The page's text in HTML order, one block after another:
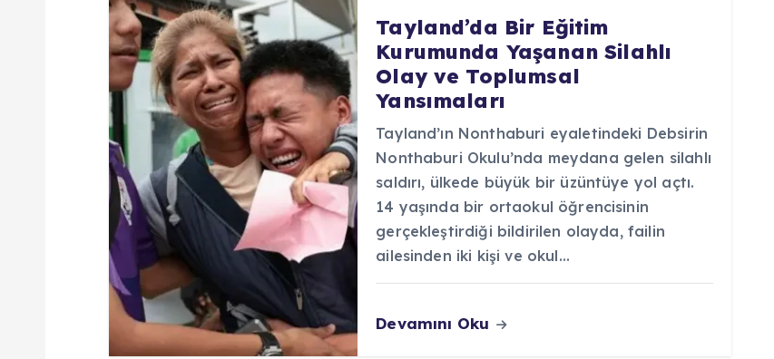
Tayland’da Bir Eğitim
Kurumunda Yaşanan Silahlı
Olay ve Toplumsal
Yansımaları
Tayland’ın Nonthaburi eyaletindeki Debsirin
Nonthaburi Okulu’nda meydana gelen silahlı
saldırı, ülkede büyük bir üzüntüye yol açtı.
14 yaşında bir ortaokul öğrencisinin
gerçekleştirdiği bildirilen olayda, failin
ailesinden iki kişi ve okul…
Devamını Oku